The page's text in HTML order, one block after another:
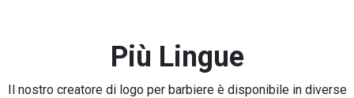
Più Lingue
Il nostro creatore di logo per barbiere è disponibile in diverse